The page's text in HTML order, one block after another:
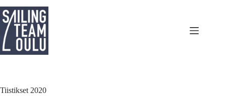
to
content
Tiistikset 2020